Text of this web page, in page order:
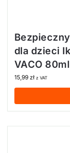
dla dzieci
VACO 80ml
15,99 zł z VAT